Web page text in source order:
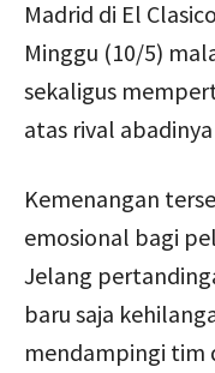
Madrid di El
Minggu (10/5)
sekaligus
atas rival
Kemenangan
emosional bagi
Jelang
baru saja
mendampingi tim